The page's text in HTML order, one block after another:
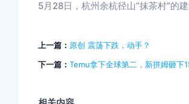
5月28日，杭州余杭径山“抹茶村”的
上一篇： 原创 震荡下跌，动手？
下一篇： Temu拿下全球第二，新拼姆砸下